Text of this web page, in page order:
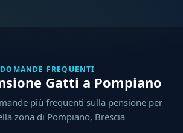
DOMANDE FREQUENTI
Gatti a Pompiano
più frequenti sulla pensione per
zona di Pompiano, Brescia